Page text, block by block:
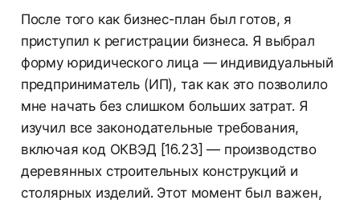
После того как бизнес-план был готов, я
приступил к регистрации бизнеса. Я выбрал
форму юридического лица — индивидуальный
предприниматель (ИП), так как это позволило
мне начать без слишком больших затрат. Я
изучил все законодательные требования,
включая код ОКВЭД [16.23] — производство
деревянных строительных конструкций и
столярных изделий. Этот момент был важен,